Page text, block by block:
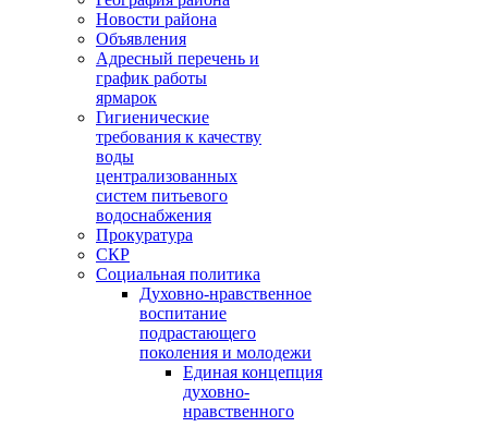
Новости района
Объявления
Адресный перечень и
график работы
ярмарок
Гигиенические
требования к качеству
воды
централизованных
систем питьевого
водоснабжения
Прокуратура
СКР
Социальная политика
Духовно-нравственное
воспитание
подрастающего
поколения и молодежи
Единая концепция
духовно-
нравственного